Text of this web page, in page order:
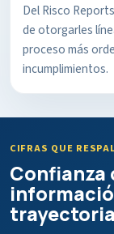
Del Risco
de otorgarles
proceso más
incumplimientos.
CIFRAS QUE
Confianza
trayectoria